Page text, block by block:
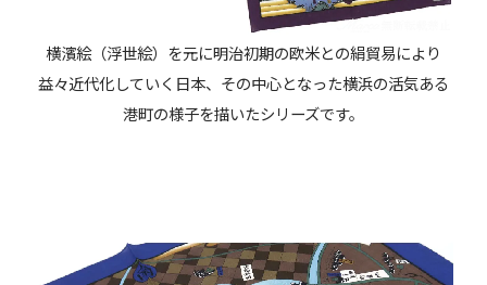
横濱絵（浮世絵）を元に明治初期の欧米との絹貿易により
益々近代化していく日本、その中心となった横浜の活気ある
港町の様子を描いたシリーズです。